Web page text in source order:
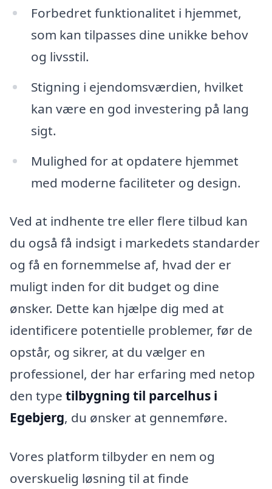
Forbedret funktionalitet i hjemmet,
som kan tilpasses dine unikke behov
og livsstil.
Stigning i ejendomsværdien, hvilket
kan være en god investering på lang
sigt.
Mulighed for at opdatere hjemmet
med moderne faciliteter og design.
Ved at indhente tre eller flere tilbud kan
du også få indsigt i markedets standarder
og få en fornemmelse af, hvad der er
muligt inden for dit budget og dine
ønsker. Dette kan hjælpe dig med at
identificere potentielle problemer, før de
opstår, og sikrer, at du vælger en
professionel, der har erfaring med netop
den type tilbygning til parcelhus i
Egebjerg, du ønsker at gennemføre.
Vores platform tilbyder en nem og
overskuelig løsning til at finde